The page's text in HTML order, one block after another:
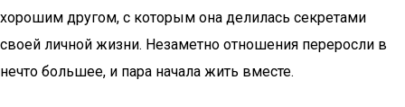
хорошим другом, с которым она делилась секретами
своей личной жизни. Незаметно отношения переросли в
нечто большее, и пара начала жить вместе.